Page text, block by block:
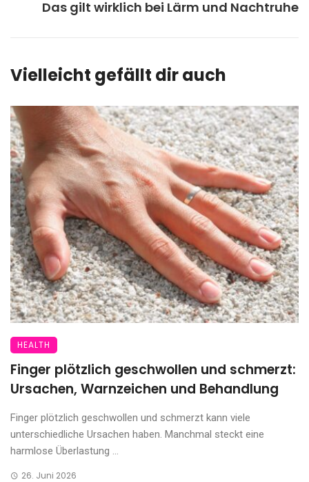
Das gilt wirklich bei Lärm und Nachtruhe
Vielleicht gefällt dir auch
HEALTH
Finger plötzlich geschwollen und schmerzt:
Ursachen, Warnzeichen und Behandlung
Finger plötzlich geschwollen und schmerzt kann viele
unterschiedliche Ursachen haben. Manchmal steckt eine
harmlose Überlastung ...
26. Juni 2026